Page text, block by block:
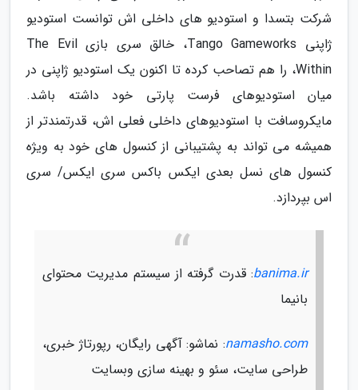
شرکت بتسدا و استودیو های داخلی اش توانست استودیو
ژاپنی Tango Gameworks، خالق سری بازی The Evil
Within، را هم تصاحب کرده تا اکنون یک استودیو ژاپنی در
میان استودیوهای فرست پارتی خود داشته باشد.
مایکروسافت با استودیوهای داخلی فعلی اش، قدرتمندتر از
همیشه می تواند به پشتیبانی از کنسول های خود به ویژه
کنسول های نسل بعدی ایکس باکس سری ایکس/ سری
اس بپردازد.
banima.ir: قدرت گرفته از سیستم مدیریت محتوای
بانیما
namasho.com: نماشو: آگهی رایگان، رپورتاژ خبری،
طراحی سایت، سئو و بهینه سازی وبسایت